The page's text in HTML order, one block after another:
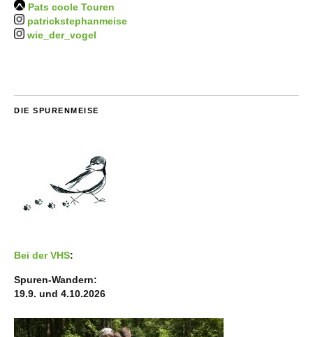
Pats coole Touren
patrickstephanmeise
wie_der_vogel
DIE SPURENMEISE
Bei der VHS:
Spuren-Wandern:
19.9. und 4.10.2026